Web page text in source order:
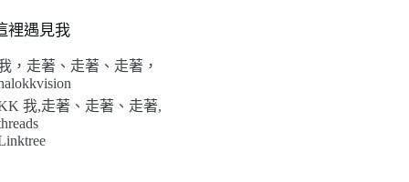
裡遇見我
，走著、走著、走著，
我,走著、走著、走著,